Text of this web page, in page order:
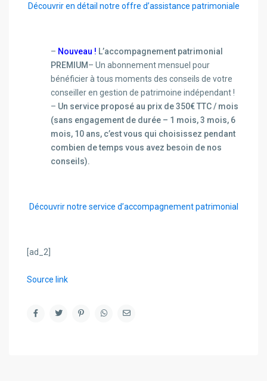
Découvrir en détail notre offre d’assistance patrimoniale
– Nouveau ! L’accompagnement patrimonial
PREMIUM– Un abonnement mensuel pour
bénéficier à tous moments des conseils de votre
conseiller en gestion de patrimoine indépendant !
– Un service proposé au prix de 350€ TTC / mois
(sans engagement de durée – 1 mois, 3 mois, 6
mois, 10 ans, c’est vous qui choisissez pendant
combien de temps vous avez besoin de nos
conseils).
Découvrir notre service d’accompagnement patrimonial
[ad_2]
Source link